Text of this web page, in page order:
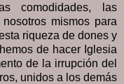
comodidades, las
mismos para
riqueza de dones y
de hacer Iglesia
de la irrupción del
unidos a los demás